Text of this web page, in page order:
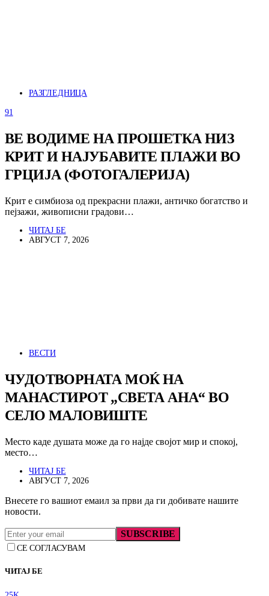
РАЗГЛЕДНИЦА
91
ВЕ ВОДИМЕ НА ПРОШЕТКА НИЗ
КРИТ И НАЈУБАВИТЕ ПЛАЖИ ВО
ГРЦИЈА (ФОТОГАЛЕРИЈА)
Крит е симбиоза од прекрасни плажи, античко богатство и
пејзажи, живописни градови…
ЧИТАЈ БЕ
АВГУСТ 7, 2026
ВЕСТИ
ЧУДОТВОРНАТА МОЌ НА
МАНАСТИРОТ „СВЕТА АНА“ ВО
СЕЛО МАЛОВИШТЕ
Место каде душата може да го најде својот мир и спокој,
место…
ЧИТАЈ БЕ
АВГУСТ 7, 2026
Внесете го вашиот емаил за први да ги добивате нашите
новости.
SUBSCRIBE
СЕ СОГЛАСУВАМ
ЧИТАЈ БЕ